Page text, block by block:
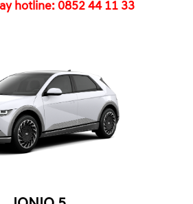
hotline: 0852 44 11 33